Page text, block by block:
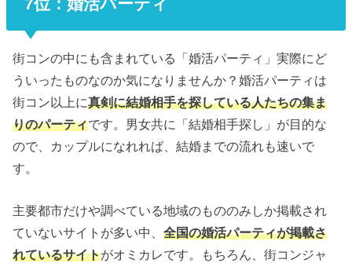
街コンの中にも含まれている「婚活パーティ」実際にど
ういったものなのか気になりませんか？婚活パーティは
街コン以上に真剣に結婚相手を探している人たちの集ま
りのパーティです。男女共に「結婚相手探し」が目的な
ので、カップルになれれば、結婚までの流れも速いで
す。
主要都市だけや調べている地域のもののみしか掲載され
ていないサイトが多い中、全国の婚活パーティが掲載さ
れているサイトがオミカレです。もちろん、街コンジャ